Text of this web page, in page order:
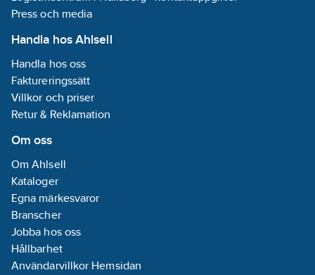
upp till 15m. HF100 är även
anpassad och certifierad för
v1.3. När Supras HDMI-kabel på
(ATC), var vi en av enbart två
enda varumärke med
tillverkning inom Audio/Video
hemmabioanläggning utan den
Press och media
Handla hos Ahlsell
Handla hos oss
Faktureringssätt
Villkor och priser
Retur & Reklamation
Om oss
Om Ahlsell
Kataloger
Egna märkesvaror
Branscher
Jobba hos oss
Hållbarhet
Användarvillkor Hemsidan